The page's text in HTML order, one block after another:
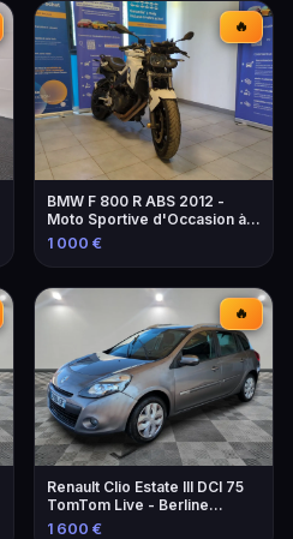
🔥
BMW F 800 R ABS 2012 -
Moto Sportive d'Occasion à
Marseille
1 000 €
🔥
Renault Clio Estate III DCI 75
TomTom Live - Berline
familiale économique
1 600 €